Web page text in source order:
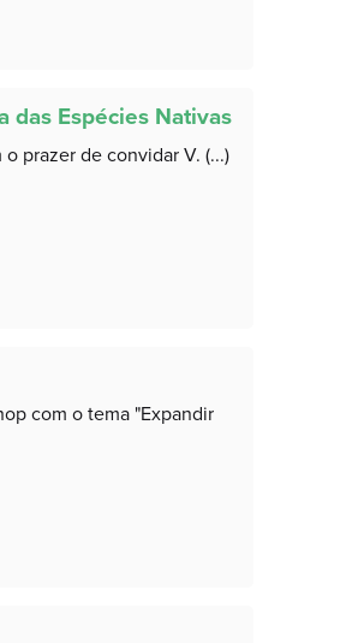
das Espécies Nativas
prazer de convidar V. (...)
com o tema "Expandir